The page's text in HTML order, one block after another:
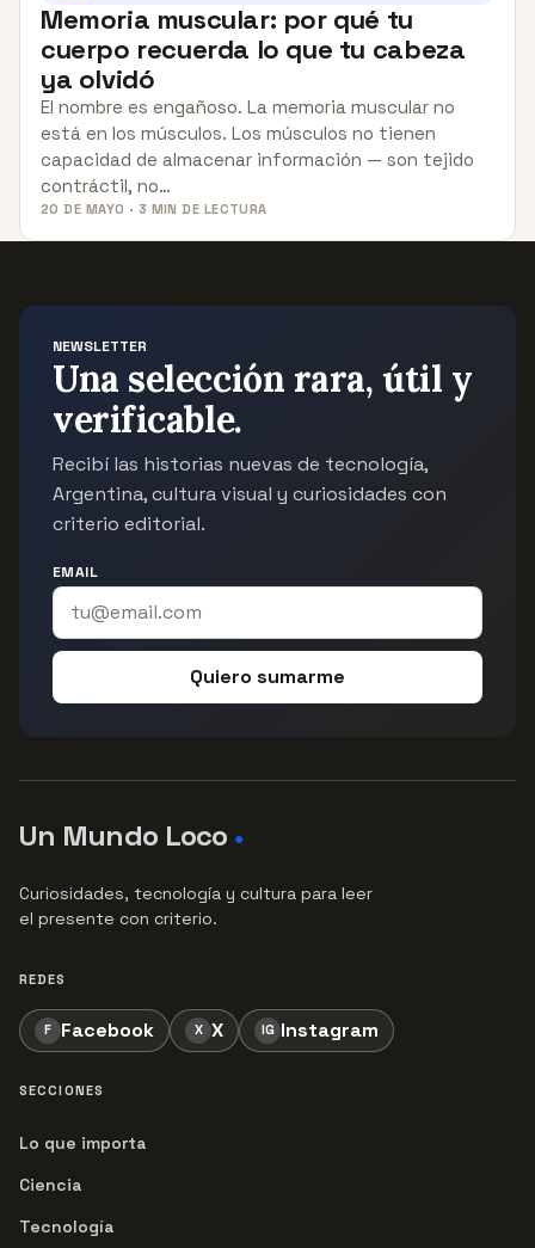
Memoria muscular: por qué tu
cuerpo recuerda lo que tu cabeza
ya olvidó
El nombre es engañoso. La memoria muscular no
está en los músculos. Los músculos no tienen
capacidad de almacenar información — son tejido
contráctil, no…
20 DE MAYO · 3 MIN DE LECTURA
NEWSLETTER
Una selección rara, útil y
verificable.
Recibí las historias nuevas de tecnología,
Argentina, cultura visual y curiosidades con
criterio editorial.
EMAIL
Quiero sumarme
Un Mundo Loco ●
Curiosidades, tecnología y cultura para leer
el presente con criterio.
REDES
F Facebook X X IG Instagram
SECCIONES
Lo que importa
Ciencia
Tecnología